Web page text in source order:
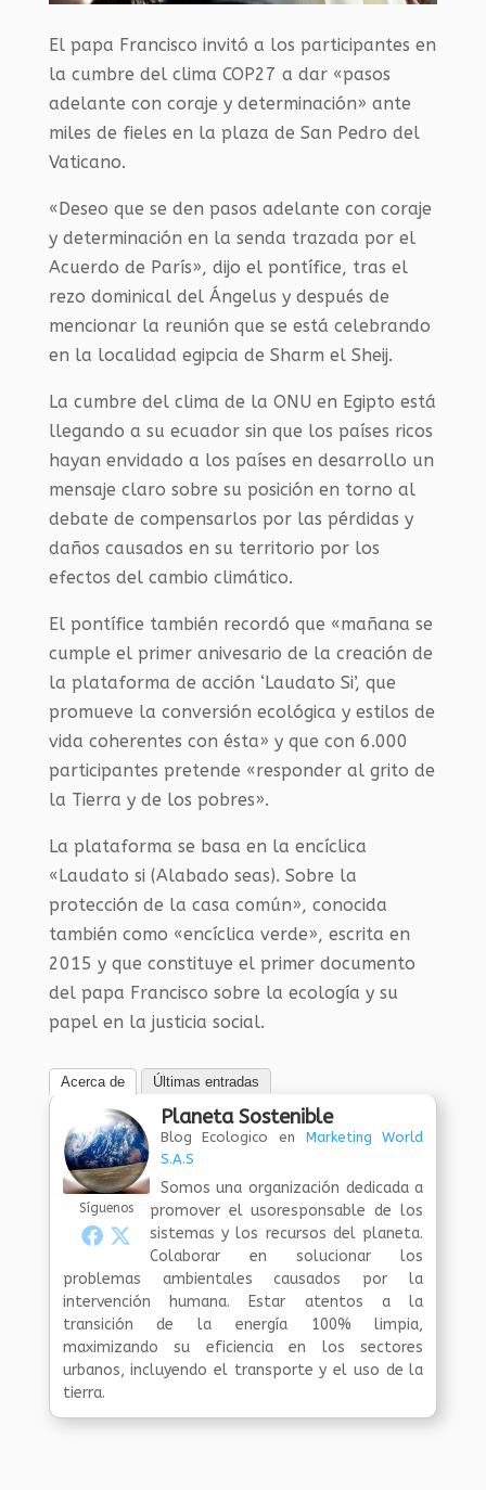
El papa Francisco invitó a los participantes en
la cumbre del clima COP27 a dar «pasos
adelante con coraje y determinación» ante
miles de fieles en la plaza de San Pedro del
Vaticano.
«Deseo que se den pasos adelante con coraje
y determinación en la senda trazada por el
Acuerdo de París», dijo el pontífice, tras el
rezo dominical del Ángelus y después de
mencionar la reunión que se está celebrando
en la localidad egipcia de Sharm el Sheij.
La cumbre del clima de la ONU en Egipto está
llegando a su ecuador sin que los países ricos
hayan envidado a los países en desarrollo un
mensaje claro sobre su posición en torno al
debate de compensarlos por las pérdidas y
daños causados en su territorio por los
efectos del cambio climático.
El pontífice también recordó que «mañana se
cumple el primer anivesario de la creación de
la plataforma de acción ‘Laudato Si’, que
promueve la conversión ecológica y estilos de
vida coherentes con ésta» y que con 6.000
participantes pretende «responder al grito de
la Tierra y de los pobres».
La plataforma se basa en la encíclica
«Laudato si (Alabado seas). Sobre la
protección de la casa común», conocida
también como «encíclica verde», escrita en
2015 y que constituye el primer documento
del papa Francisco sobre la ecología y su
papel en la justicia social.
Acerca de Últimas entradas
Síguenos
Planeta Sostenible
Blog Ecologico en Marketing World
S.A.S
Somos una organización dedicada a
promover el usoresponsable de los
sistemas y los recursos del planeta.
Colaborar en solucionar los
problemas ambientales causados por la
intervención humana. Estar atentos a la
transición de la energía 100% limpia,
maximizando su eficiencia en los sectores
urbanos, incluyendo el transporte y el uso de la
tierra.